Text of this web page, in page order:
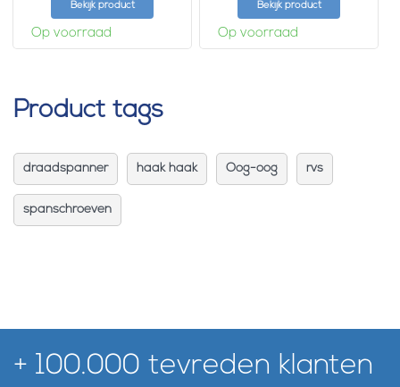
Bekijk product
Op voorraad
Bekijk product
Op voorraad
Product tags
draadspanner haak haak Oog-oog rvs
spanschroeven
+ 100.000 tevreden klanten